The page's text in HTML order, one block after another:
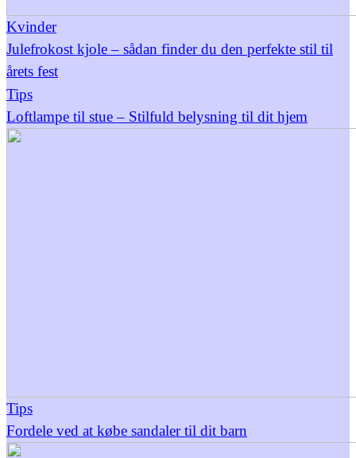
Kvinder
Julefrokost kjole – sådan finder du den perfekte stil til
årets fest
Tips
Loftlampe til stue – Stilfuld belysning til dit hjem
Tips
Fordele ved at købe sandaler til dit barn